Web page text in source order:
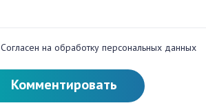
Согласен на обработку персональных данных
Комментировать